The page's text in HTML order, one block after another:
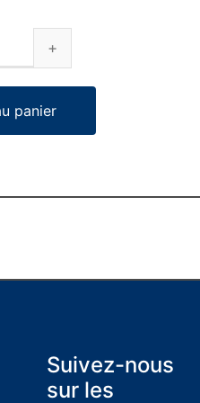
panier
Suivez-nous
sur les